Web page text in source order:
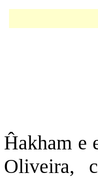
Ĥakham e
Oliveira,